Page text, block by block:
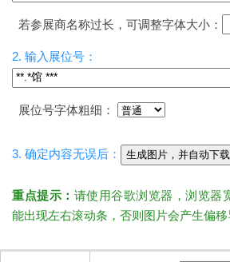
若参展商名称过长，可调整字体大小：
2. 输入展位号：
展位号字体粗细：
3. 确定内容无误后： 生成图片，并自动下载
重点提示： 请使用谷歌浏览器，浏览器
能出现左右滚动条，否则图片会产生偏移